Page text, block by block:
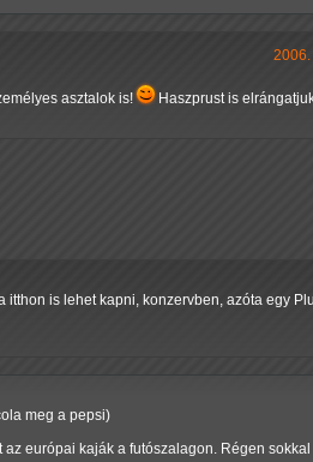
asztalok is!
Haszprust is
itthon is lehet kapni, konzervben, azóta egy
meg a pepsi)
európai kaják a futószalagon. Régen